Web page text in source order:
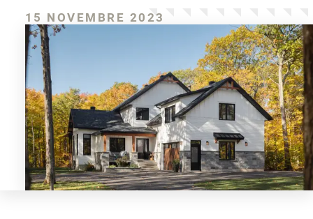
15 NOVEMBRE 2023
Financement flexible
Portes-jardins
Portes-patio
Matériaux de portes
Fenêtres à auvent
Fenêtres à guillotine
Fenêtres coulissantes
À propos
Carrière
Nous joindre
Nos détaillants
Professionnels
Mentions légales
Plan du site